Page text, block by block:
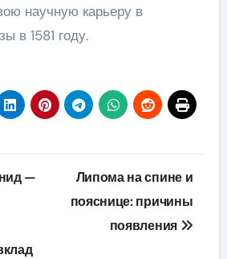
научную карьеру в
в 1581 году.
—
Липома на спине и
пояснице: причины
появления